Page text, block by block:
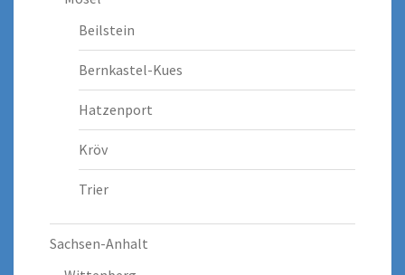
Beilstein
Bernkastel-Kues
Hatzenport
Kröv
Trier
Sachsen-Anhalt